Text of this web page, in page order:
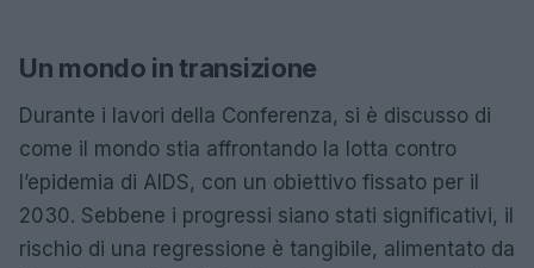
Un mondo in transizione
Durante i lavori della Conferenza, si è discusso di
come il mondo stia affrontando la lotta contro
l’epidemia di AIDS, con un obiettivo fissato per il
2030. Sebbene i progressi siano stati significativi, il
rischio di una regressione è tangibile, alimentato da